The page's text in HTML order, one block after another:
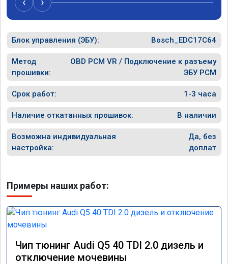
спасибо вам!!!!!!!
Блок управления (ЭБУ): Bosch_EDC17C64
Метод
прошивки:
OBD PCM VR / Подключение к разъему
ЭБУ PCM
Срок работ: 1-3 часа
Наличие откатанных прошивок: В наличии
Возможна индивидуальная
настройка:
Да, без
доплат
Примеры наших работ:
Чип тюнинг Audi Q5 40 TDI 2.0 дизель и
отключение мочевины